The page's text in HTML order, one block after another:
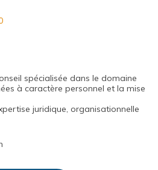
spécialisée dans le domaine
à caractère personnel et la mise
juridique, organisationnelle